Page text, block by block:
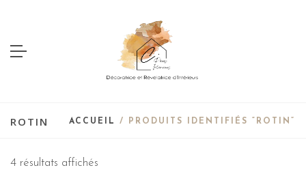
ROTIN ACCUEIL / PRODUITS IDENTIFIÉS “ROTIN”
4 résultats affichés